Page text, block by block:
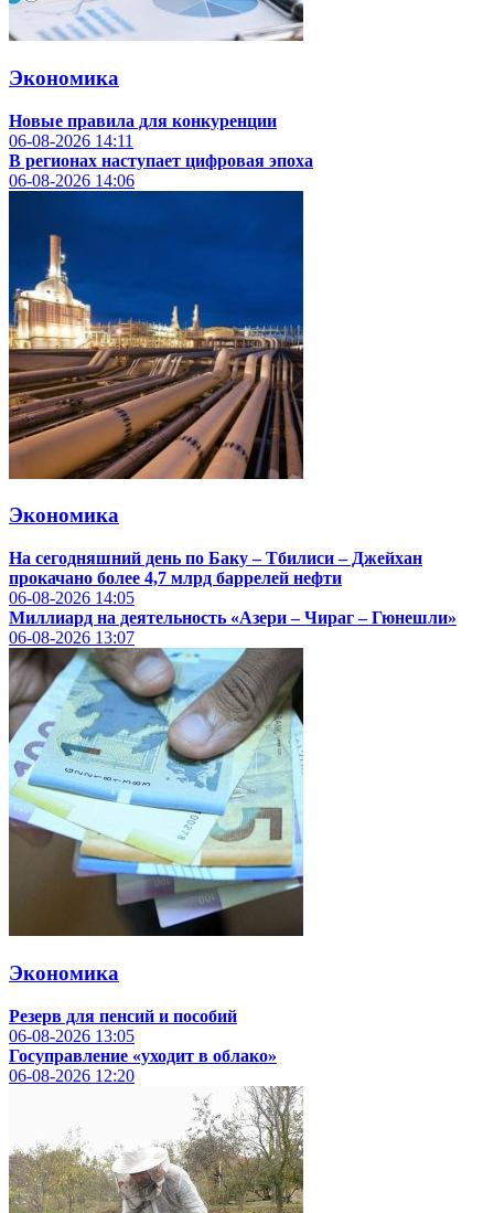
Экономика
Новые правила для конкуренции
06-08-2026 14:11
В регионах наступает цифровая эпоха
06-08-2026 14:06
Экономика
На сегодняшний день по Баку – Тбилиси – Джейхан
прокачано более 4,7 млрд баррелей нефти
06-08-2026 14:05
Миллиард на деятельность «Азери – Чираг – Гюнешли»
06-08-2026 13:07
Экономика
Резерв для пенсий и пособий
06-08-2026 13:05
Госуправление «уходит в облако»
06-08-2026 12:20